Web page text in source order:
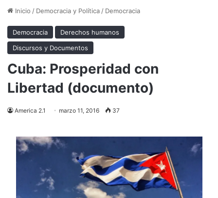
Inicio / Democracia y Política / Democracia
Democracia
Derechos humanos
Discursos y Documentos
Cuba: Prosperidad con
Libertad (documento)
America 2.1 marzo 11, 2016 37